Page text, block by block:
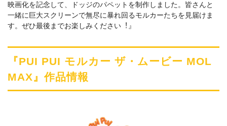
映画化を記念して、ドッジのパペットを制作しました。皆さんと
⼀緒に巨⼤スクリーンで無尽に暴れ回るモルカーたちを⾒届けま
す。ぜひ最後までお楽しみください︕』
『PUI PUI モルカー ザ・ムービー MOL
MAX』作品情報